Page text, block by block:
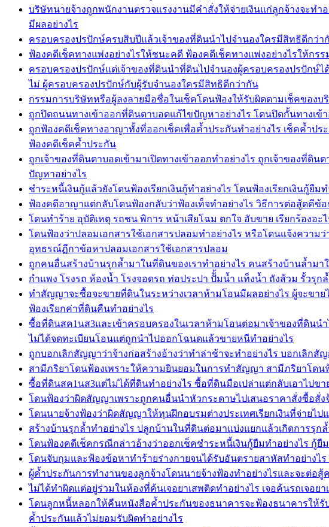
บริษัทนายจ้างถูกพนักงานตรวจแรงงานมีคำสั่งให้จ่ายเงินแก่ลูกจ้างจะท
มีผลอย่างไร
ครอบครองปรปักษ์ครบสิบปีแล้วเจ้าของที่ดินนำไปจำนองใครมีสิทธิดีกว่
ฟ้องคดีเช็คทางแพ่งอย่างไรให้ชนะคดี ฟ้องคดีเช็คทางแพ่งอย่างไรให้ก
ครอบครองปรปักษ์แต่เจ้าของที่ดินนำที่ดินไปจำนองผู้ครอบครองปรปักษ์
ไม่ ผู้ครอบครองปรปักษ์กับผู้รับจำนองใครมีสิทธิดีกว่ากัน
กรรมการบริษัทหรือผู้ลงลายมือชื่อในเช็คโดนฟ้องให้รับผิดตามเช็คของบ
ถูกปิดถนนทางเข้าออกที่ดินตาบอดแก้ไขปัญหาอย่างไร โดนปิดกั้นทางเ
ถูกฟ้องคดีเช็คทางอาญาทั้งที่ออกเช็คเพื่อค้ำประกันทำอย่างไร เช็คค้ำป
ฟ้องคดีเช็คค้ำประกัน
ถูกเจ้าของที่ดินตาบอดเข้ามาเปิดทางเข้าออกทำอย่างไร ถูกเจ้าของที่ดิ
ปัญหาอย่างไร
ชำระหนี้เงินกู้แล้วยังโดนฟ้องเรียกเงินกู้ทำอย่างไร โดนฟ้องเรียกเงินกู้ยืม
ฟ้องคดีอาญาแต่กลับโดนฟ้องกลับว่าฟ้องเท็จทำอย่างไร วิธีการต่อสู้ดคีข้
โดนทำร้าย อุบัติเหตุ รถชน พิการ หน้าเสียโฉม ตกใจ อับขาย เรียกร้องอะไ
โดนฟ้องว่าปลอมเอกสารใช้เอกสารปลอมทำอย่างไร หรือโดนแจ้งความ
อุทธรณ์ฏีกาข้อหาปลอมเอกสารใช้เอกสารปลอม
ถูกคนอื่นสร้างบ้านรุกล้ำมาในที่ดินของเราทำอย่างไร คนสร้างบ้านล้ำม
กำแพง โรงรถ ห้องน้ำ โรงจอดรถ ท่อประปา ปัั้มน้ำ แท็งน้ำ ถังส้วม รั้วรุก
ทำสัญญาจะซื้อจะขายที่ดินในระหว่างเวลาห้ามโอนมีผลอย่างไร ผู้จะขา
ฟ้องเรียกค่าที่ดินคืนทำอย่างไร
ซื้อที่ดินสค1นส3และเข้าครอบครองในเวลาห้ามโอนต่อมาเจ้าของที่ดิน
ไม่ได้จดทะเบียนโอนแต่ถูกนำไปออกโฉนดแล้วขายหนีทำอย่างไร
ถูกบอกเลิกสัญญาว่าจ้างก่อสร้างอ้างว่าทำล่าช้าจะทำอย่างไร บอกเลิกสั
สามีภริยาโดนฟ้องเพราะให้ความยินยอมในการทำสัญญา สามีภริยาโด
ซื้อที่ดินสค1นส3แต่ไม่ได้ที่ดินทำอย่างไร ซื้อที่ดินมือเปล่าแต่กลับเอาไปขา
โดนฟ้องว่าผิดสัญญาเพราะถูกคนอื่นนำหัวกระดาษไปเสนอราคาสั่งซื้อสั่ง
โดนนายจ้างฟ้องว่าผิดสัญญาให้ทุนฝึกอบรมต่างประเทศเรียกเงินที่จ่ายไ
สร้างบ้านรุกล้ำทำอย่างไร ปลูกบ้านในที่ดินต่อมาแบ่งแยกแล้วเกิดการรุ
โดนฟ้องคดีเช็คกรณีกล่าวอ้างว่าออกเช็คชำระหนี้เงินกู้ยืมทำอย่างไร กู้
โดนจับกุมและฟ้องข้อหาทำร้ายร่างกายจนได้รับอันตรายสาหัสทำอย่างไ
ผู้ค้ำประกันการทำงานของลูกจ้างโดนนายจ้างฟ้องทำอย่างไรและจะต่
ไม่ได้ทำผิดแต่อยู่ร่วมในห้องที่ค้นเจอยาเสพติดทำอย่างไร เจอค้นรถเจอ
โดนลูกหนี้หลอกให้คืนหนังสือค้ำประกันของธนาคารจะฟ้องธนาคารให้รั
ค้ำประกันแล้วไม่ยอมรับผิดทำอย่างไร